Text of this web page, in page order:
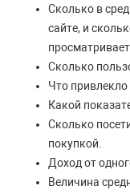
Сколько в
сайте, и
просматривает
Сколько
Что привлекло
Какой
Сколько
покупкой.
Доход от
Величина